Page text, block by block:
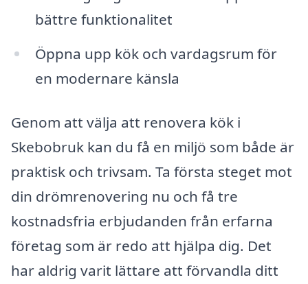
bättre funktionalitet
Öppna upp kök och vardagsrum för
en modernare känsla
Genom att välja att renovera kök i
Skebobruk kan du få en miljö som både är
praktisk och trivsam. Ta första steget mot
din drömrenovering nu och få tre
kostnadsfria erbjudanden från erfarna
företag som är redo att hjälpa dig. Det
har aldrig varit lättare att förvandla ditt